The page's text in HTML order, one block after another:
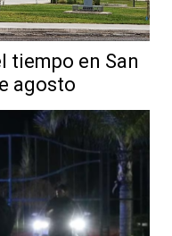
tiempo en San
agosto